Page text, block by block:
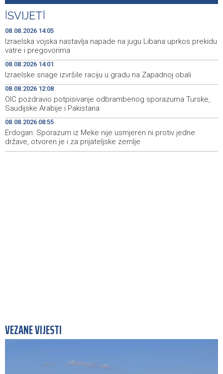
15:55
SFF - Specijalna predfestivalska projekcija restauriranog
filma 'Žena s krajolikom' Ivice Matića
15:37
Požar kod Konjica i dalje aktivan, stanje bolje nego
jutros
15:27
Dokumentarac 'Bulevar Ivice Osima' osvojio nagradu na
City Festu u Niškoj Banji
15:09
Konjic ugostio 23 folklorna društva na 26.
Međunarodnom festivalu ‘Konjička sehara’
15:05
Vozači u HBŽ-u pozvani na oprez zbog divljih konja na
cestama
SVIJET
08.08.2026 14:05
Izraelska vojska nastavlja napade na jugu Libana uprkos prekidu
vatre i pregovorima
08.08.2026 14:01
Izraelske snage izvršile raciju u gradu na Zapadnoj obali
08.08.2026 12:08
OIC pozdravio potpisivanje odbrambenog sporazuma Turske,
Saudijske Arabije i Pakistana
08.08.2026 08:55
Erdogan: Sporazum iz Meke nije usmjeren ni protiv jedne
države, otvoren je i za prijateljske zemlje
VEZANE VIJESTI